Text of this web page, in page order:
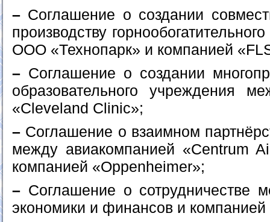
– Соглашение о создании
производству
ООО «Технопарк» и компанией
– Соглашение о создании
образовательного учреждения
«Cleveland Clinic»;
– Соглашение о взаимном
между авиакомпанией «Centrum
компанией «Oppenheimer»;
– Соглашение о сотрудничестве
экономики и финансов и